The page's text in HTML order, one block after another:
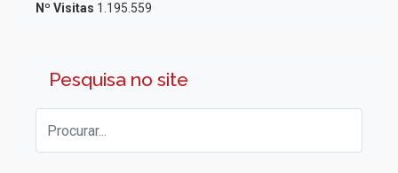
Nº Visitas 1.195.559
Pesquisa no site